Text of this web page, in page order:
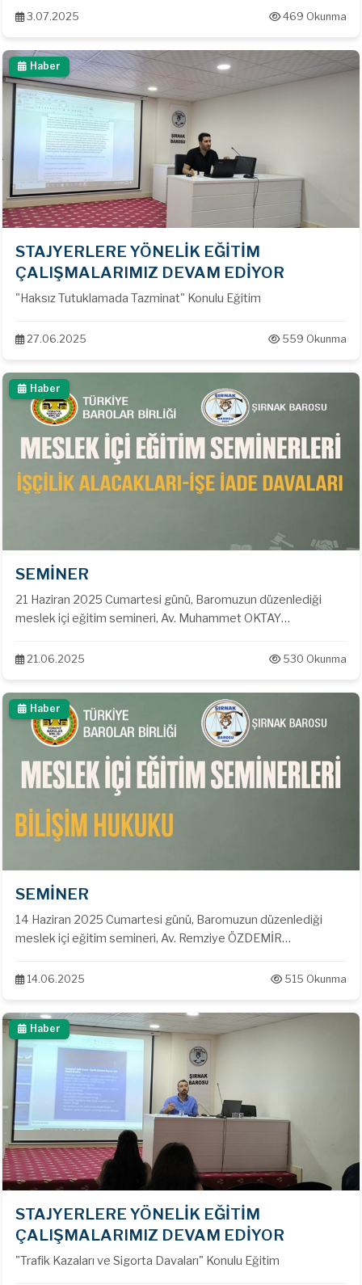
arkadaşımızın ailesine, yakınlarına ve hukuk camiamıza sabır,
3.07.2025 469 Okunma
Haber
STAJYERLERE YÖNELİK EĞİTİM
ÇALIŞMALARIMIZ DEVAM EDİYOR
"Haksız Tutuklamada Tazminat" Konulu Eğitim
27.06.2025 559 Okunma
Haber
SEMİNER
21 Haziran 2025 Cumartesi günü, Baromuzun düzenlediği
meslek içi eğitim semineri, Av. Muhammet OKTAY
verildi. Baromuz Av. Tahir ELÇİ Konferans Salonunda
seminere meslektaşlarımız katılım sağlamıştır.
21.06.2025 530 Okunma
Haber
SEMİNER
14 Haziran 2025 Cumartesi günü, Baromuzun düzenlediği
meslek içi eğitim semineri, Av. Remziye ÖZDEMİR
Olgun DEĞİRMENCİ tarafından verildi. Baromuz Av. Tahir ELÇİ
seminere meslektaşlarımız katılım sağlamıştır.
14.06.2025 515 Okunma
Haber
STAJYERLERE YÖNELİK EĞİTİM
ÇALIŞMALARIMIZ DEVAM EDİYOR
"Trafik Kazaları ve Sigorta Davaları" Konulu Eğitim